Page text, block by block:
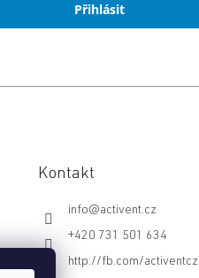
Přihlásit
Kontakt
info@activent.cz
+420 731 501 634
http://fb.com/activentcz